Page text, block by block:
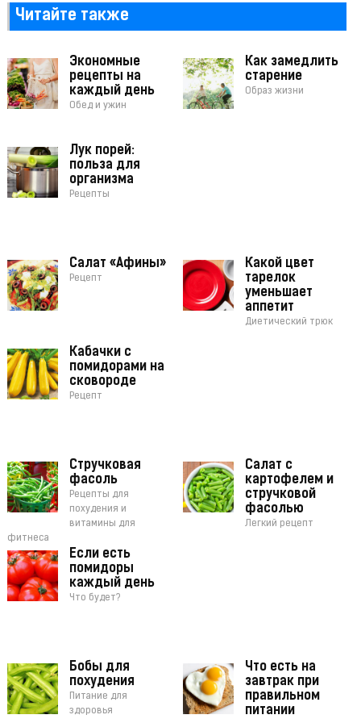
Читайте также
Экономные
рецепты на
каждый день
Обед и ужин
Как замедлить
старение
Образ жизни
Лук порей:
польза для
организма
Рецепты
Салат «Афины»
Рецепт
Какой цвет
тарелок
уменьшает
аппетит
Диетический трюк
Кабачки с
помидорами на
сковороде
Рецепт
Стручковая
фасоль
Рецепты для
похудения и
витамины для
фитнеса
Салат с
картофелем и
стручковой
фасолью
Легкий рецепт
Если есть
помидоры
каждый день
Что будет?
Бобы для
похудения
Питание для
здоровья
Что есть на
завтрак при
правильном
питании